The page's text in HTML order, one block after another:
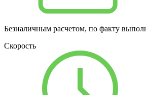
Безналичным расчетом, по факту
Скорость